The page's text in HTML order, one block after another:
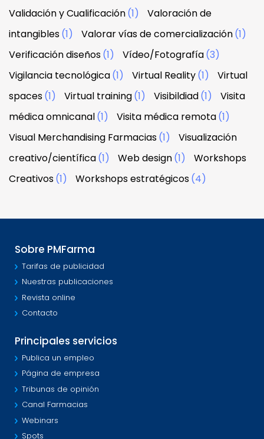
Validación y Cualificación(1)
Valoración de
intangibles(1) Valorar vías de comercialización(1)
Verificación diseños(1) Vídeo/Fotografía(3)
Vigilancia tecnológica(1) Virtual Reality(1)
Virtual
spaces(1) Virtual training(1) Visibildiad(1)
Visita
médica omnicanal(1) Visita médica remota(1)
Visual Merchandising Farmacias(1)
Visualización
creativo/científica(1) Web design(1)
Workshops
Creativos(1) Workshops estratégicos(4)
Sobre PMFarma
Tarifas de publicidad
Nuestras publicaciones
Revista online
Contacto
Principales servicios
Publica un empleo
Página de empresa
Tribunas de opinión
Canal Farmacias
Webinars
Spots